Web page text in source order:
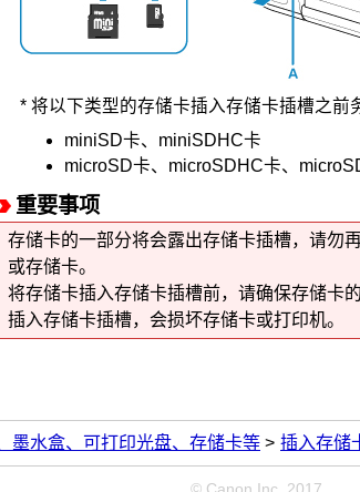
* 将以下类型的存储卡插入存储卡插槽之前
miniSD卡、miniSDHC卡
microSD卡、microSDHC卡、
重要事项
存储卡的一部分将会露出存储卡插槽，请勿
或存储卡。
将存储卡插入存储卡插槽前，请确保存储卡
插入存储卡插槽，会损坏存储卡或打印机。
墨水盒、可打印光盘、存储卡等 插入存储